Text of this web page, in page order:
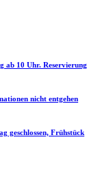
ab 10 Uhr. Reservierung
nicht entgehen
geschlossen, Frühstück